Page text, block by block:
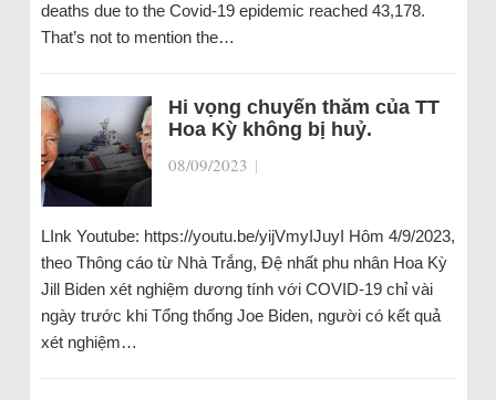
deaths due to the Covid-19 epidemic reached 43,178.
That’s not to mention the…
Hi vọng chuyến thăm của TT
Hoa Kỳ không bị huỷ.
08/09/2023 |
LInk Youtube: https://youtu.be/yijVmyIJuyI Hôm 4/9/2023,
theo Thông cáo từ Nhà Trắng, Đệ nhất phu nhân Hoa Kỳ
Jill Biden xét nghiệm dương tính với COVID-19 chỉ vài
ngày trước khi Tổng thống Joe Biden, người có kết quả
xét nghiệm…